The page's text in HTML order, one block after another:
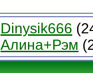
Dinysik666
Алина+Рэм